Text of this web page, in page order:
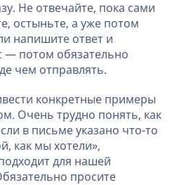
Не отвечайте, пока сами
остыньте, а уже потом
напишите ответ и
— потом обязательно
чем отправлять.
конкретные примеры
Очень трудно понять, как
в письме указано что-то
как мы хотели»,
для нашей
просите